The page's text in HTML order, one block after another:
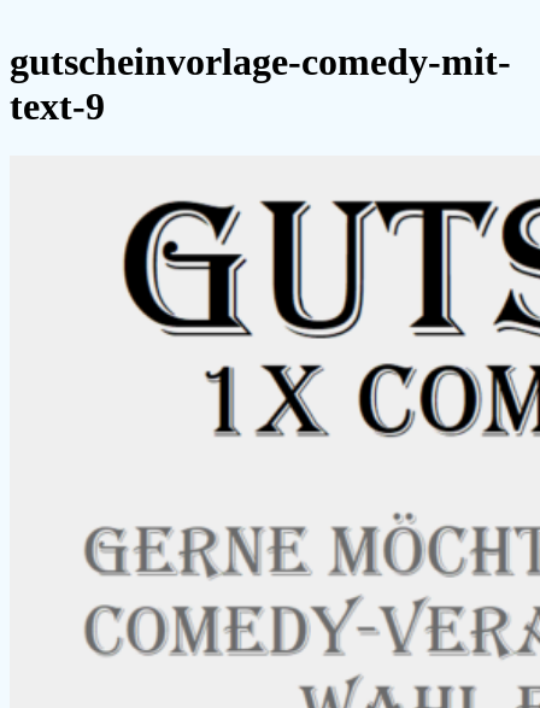
gutscheinvorlage-comedy-mit-
text-9